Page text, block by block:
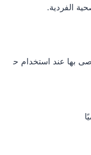
بها عند استخدام ح